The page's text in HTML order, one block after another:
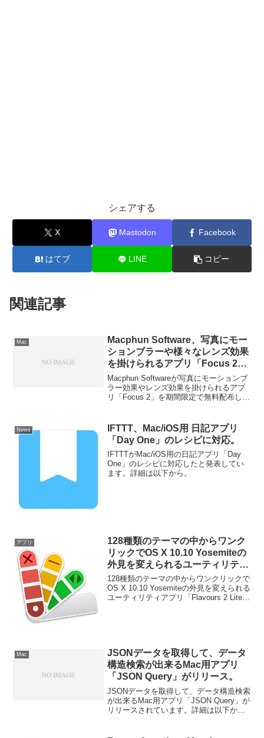
シェアする
X Mastodon Facebook
はてブ LINE コピー
関連記事
Mac
Macphun Software、写真にモー
ションブラーや様々なレンズ効果
を掛けられるアプリ「Focus 2」
を期間限定で無料配布中。
Macphun Softwareが写真にモーションブ
ラー効果やレンズ効果を掛けられるアプ
リ「Focus 2」を期間限定で無料配布して
News
IFTTT、Mac/iOS用 日記アプリ
「Day One」のレシピに対応。
IFTTTがMac/iOS用の日記アプリ「Day
One」のレシピに対応したと発表してい
ます。詳細は以下から。
アプリ
128種類のテーマの中からワンク
リックでOS X 10.10 Yosemiteの
外見を変えられるユーティリティ
アプリ「Flavours 2 Lite」がリリ
ース。
128種類のテーマの中からワンクリックで
OS X 10.10 Yosemiteの外見を変えられる
ユーティリティアプリ「Flavours 2 Lite」
Mac
JSONデータを取得して、データ
構造検索が出来るMac用アプリ
「JSON Query」がリリース。
JSONデータを取得して、データ構造検索
が出来るMac用アプリ「JSON Query」が
リリースされています。詳細は以下か